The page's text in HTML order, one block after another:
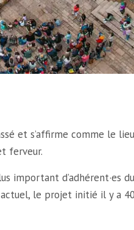
et s’affirme comme le
ferveur.
d’adhérent·es
le projet initié il y a